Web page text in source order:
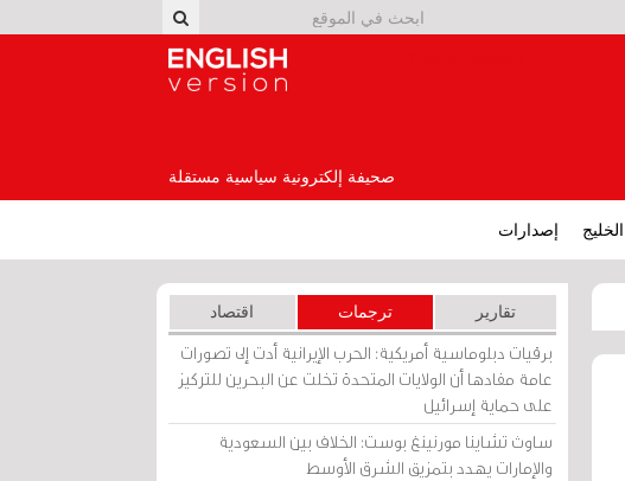
صحيفة إلكترونية سياسية مستقلة
الخليج إصدارات
تقارير ترجمات اقتصاد
برقيات دبلوماسية أمريكية: الحرب الإيرانية أدت إلى تصورات
عامة مفادها أن الولايات المتحدة تخلت عن البحرين للتركيز
على حماية إسرائيل
ساوث تشاينا مورنينغ بوست: الخلاف بين السعودية
والإمارات يهدد بتمزيق الشرق الأوسط